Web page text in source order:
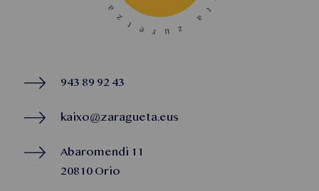
943 89 92 43
kaixo@zaragueta.eus
Abaromendi 11
20810 Orio